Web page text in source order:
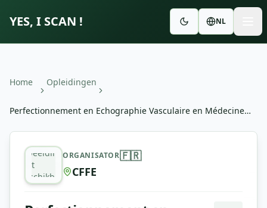
YES, I SCAN ! NL
Home Opleidingen
Perfectionnement en Echographie Vasculaire en Médecine
Perfectionnement en Echographie Vasculaire en
Afbeelding
niet
beschikbaar
ORGANISATOR🇫🇷
CFFE